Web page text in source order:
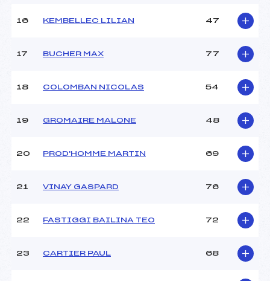
16 KEMBELLEC LILIAN 47
17 BUCHER MAX 77
18 COLOMBAN NICOLAS 54
19 GROMAIRE MALONE 48
20 PROD'HOMME MARTIN 69
21 VINAY GASPARD 76
22 FASTIGGI BAILINA TEO 72
23 CARTIER PAUL 68